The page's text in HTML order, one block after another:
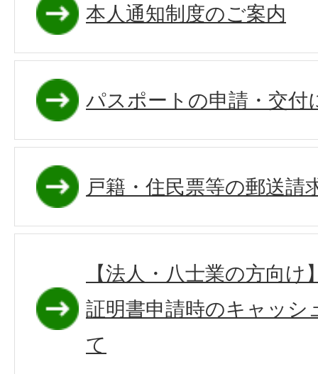
本人通知制度のご案内
パスポートの申請・交付
戸籍・住民票等の郵送請
【法人・八士業の方向
証明書申請時のキャッシ
て